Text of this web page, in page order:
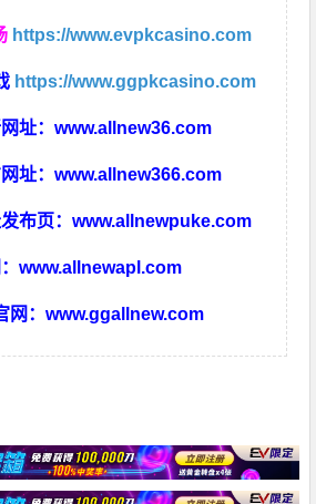
https://www.evpkcasino.com
https://www.ggpkcasino.com
址：www.allnew36.com
址：www.allnew366.com
布页：www.allnewpuke.com
www.allnewapl.com
网：www.ggallnew.com